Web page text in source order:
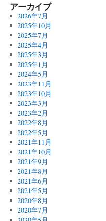
アーカイブ
2026年7月
2025年10月
2025年7月
2025年4月
2025年3月
2025年1月
2024年5月
2023年11月
2023年10月
2023年3月
2023年2月
2022年8月
2022年5月
2021年11月
2021年10月
2021年9月
2021年8月
2021年6月
2021年5月
2020年8月
2020年7月